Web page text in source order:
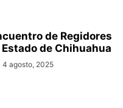
de Regidores
de Chihuahua
4 agosto, 2025